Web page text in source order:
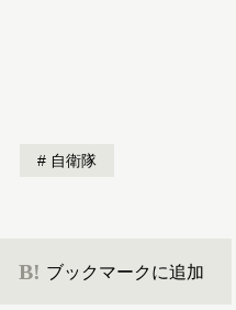
自衛隊
B! ブックマークに追加